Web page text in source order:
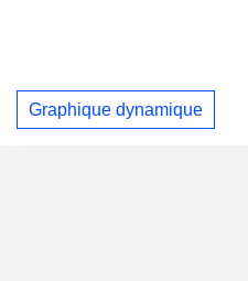
Graphique dynamique